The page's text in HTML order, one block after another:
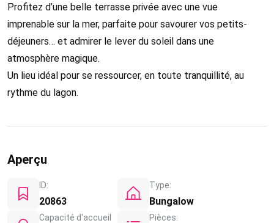
Profitez d’une belle terrasse privée avec une vue
imprenable sur la mer, parfaite pour savourer vos petits-
déjeuners… et admirer le lever du soleil dans une
atmosphère magique.
Un lieu idéal pour se ressourcer, en toute tranquillité, au
rythme du lagon.
Aperçu
ID:
20863
Type:
Bungalow
Capacité d'accueil Pièces: